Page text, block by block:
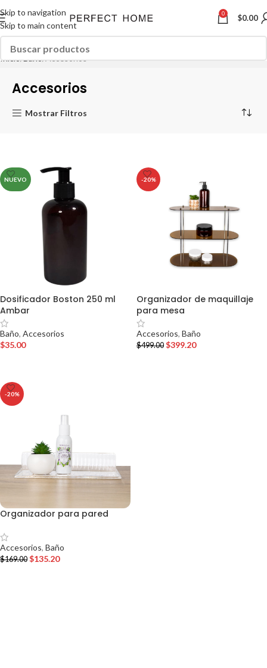
Skip to navigation
Skip to main content
0 $0.00
Inicio Baño Accesorios
Accesorios
Mostrar Filtros
NUEVO
Dosificador Boston 250 ml
Ambar
Baño, Accesorios
$35.00
-20%
Organizador de maquillaje
para mesa
Accesorios, Baño
$499.00 $399.20
-20%
Organizador para pared
Accesorios, Baño
$169.00 $135.20